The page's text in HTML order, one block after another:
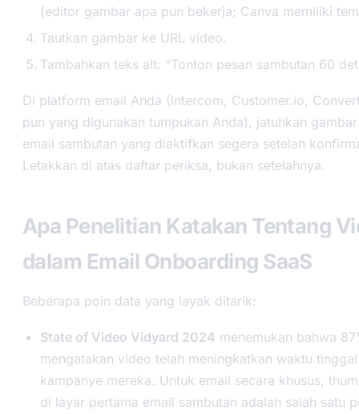
(editor gambar apa pun bekerja; Canva memiliki
Tautkan gambar ke URL video.
Tambahkan teks alt: “Tonton pesan sambutan 60
Di platform email Anda (Intercom, Customer.io,
pun yang digunakan tumpukan Anda), jatuhkan
email sambutan yang diaktifkan segera setelah
Letakkan di atas daftar periksa, bukan setelahnya.
Apa Penelitian Katakan Tentang
dalam Email Onboarding SaaS
Beberapa poin data yang layak ditarik:
State of Video Vidyard 2024 menemukan bahwa
mengatakan video telah meningkatkan waktu
kampanye mereka. Untuk email secara khusus,
di layar pertama email sambutan adalah salah satu